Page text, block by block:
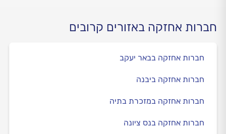
חברות אחזקה באזורים קרובים
חברות אחזקה בבאר יעקב
חברות אחזקה ביבנה
חברות אחזקה במזכרת בתיה
חברות אחזקה בנס ציונה